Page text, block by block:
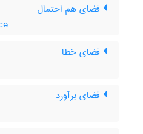
فضای هم احتمال
فضای خطا
فضای برآورد